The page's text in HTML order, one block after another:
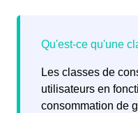
Les classes de
utilisateurs en
consommation de